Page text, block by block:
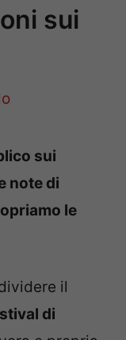
sui
sui
note di
le
il
di